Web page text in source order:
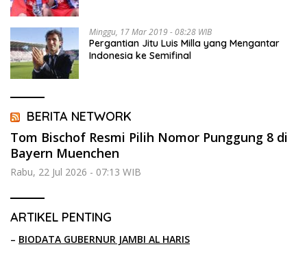
Minggu, 17 Mar 2019 - 08:28 WIB
Pergantian Jitu Luis Milla yang Mengantar
Indonesia ke Semifinal
BERITA NETWORK
Tom Bischof Resmi Pilih Nomor Punggung 8 di
Bayern Muenchen
Rabu, 22 Jul 2026 - 07:13 WIB
ARTIKEL PENTING
– BIODATA GUBERNUR JAMBI AL HARIS